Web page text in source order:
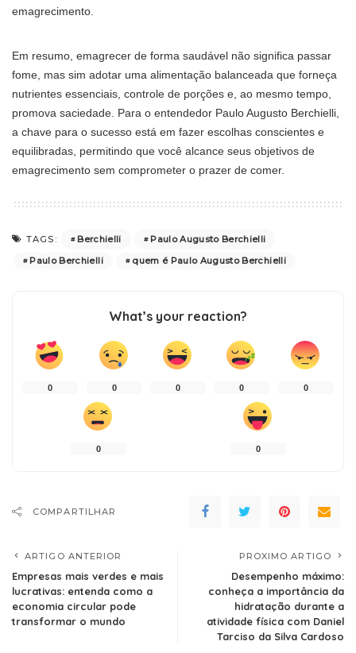
emagrecimento.
Em resumo, emagrecer de forma saudável não significa passar
fome, mas sim adotar uma alimentação balanceada que forneça
nutrientes essenciais, controle de porções e, ao mesmo tempo,
promova saciedade. Para o entendedor Paulo Augusto Berchielli,
a chave para o sucesso está em fazer escolhas conscientes e
equilibradas, permitindo que você alcance seus objetivos de
emagrecimento sem comprometer o prazer de comer.
TAGS: Berchielli
Paulo Augusto Berchielli
Paulo Berchielli
quem é Paulo Augusto Berchielli
What’s your reaction?
0 0 0 0 0
0 0
COMPARTILHAR
ARTIGO ANTERIOR
Empresas mais verdes e mais
lucrativas: entenda como a
economia circular pode
transformar o mundo
PROXIMO ARTIGO
Desempenho máximo:
conheça a importância da
hidratação durante a
atividade física com Daniel
Tarciso da Silva Cardoso